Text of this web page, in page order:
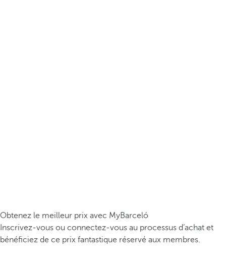
Obtenez le meilleur prix avec MyBarceló
Inscrivez-vous ou connectez-vous au processus d’achat et
bénéficiez de ce prix fantastique réservé aux membres.